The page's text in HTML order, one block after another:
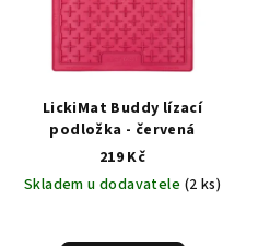
LickiMat Buddy lízací
podložka - červená
219 Kč
Skladem u dodavatele (2 ks)